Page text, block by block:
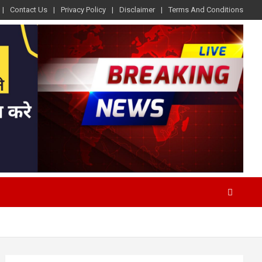
Contact Us Privacy Policy Disclaimer Terms And Conditions